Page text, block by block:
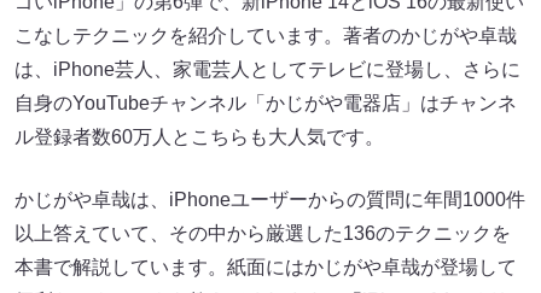
こなしテクニックを紹介しています。著者のかじがや卓哉
は、iPhone芸人、家電芸人としてテレビに登場し、さらに
自身のYouTubeチャンネル「かじがや電器店」はチャンネ
ル登録者数60万人とこちらも大人気です。
かじがや卓哉は、iPhoneユーザーからの質問に年間1000件
以上答えていて、その中から厳選した136のテクニックを
本書で解説しています。紙面にはかじがや卓哉が登場して